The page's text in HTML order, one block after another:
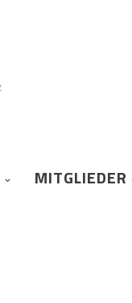
MITGLIEDER